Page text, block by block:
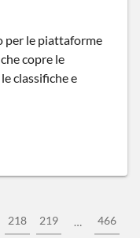
per le piattaforme
copre le
classifiche e
218 219 … 466